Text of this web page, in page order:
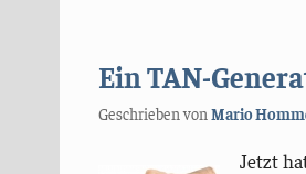
Ein TAN-
Geschrieben von Mario
Jetzt